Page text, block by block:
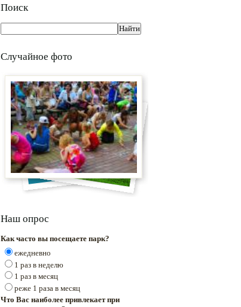
Поиск
Случайное фото
Наш опрос
Как часто вы посещаете парк?
ежедневно
1 раз в неделю
1 раз в месяц
реже 1 раза в месяц
Что Вас наиболее привлекает при